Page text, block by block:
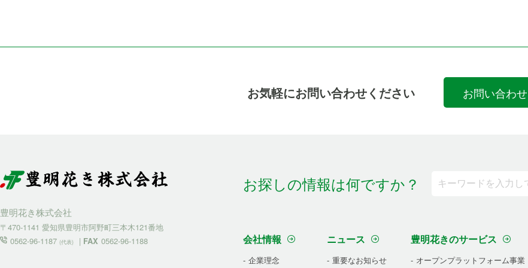
お気軽にお問い合わせください お問い合わせ
豊明花き株式会社
〒470-1141 愛知県豊明市阿野町三本木121番地
0562-96-1187 (代表) | FAX 0562-96-1188
お探しの情報は何ですか？
会社情報
企業理念
ニュース
重要なお知らせ
豊明花きのサービス
オープンプラットフォーム事業